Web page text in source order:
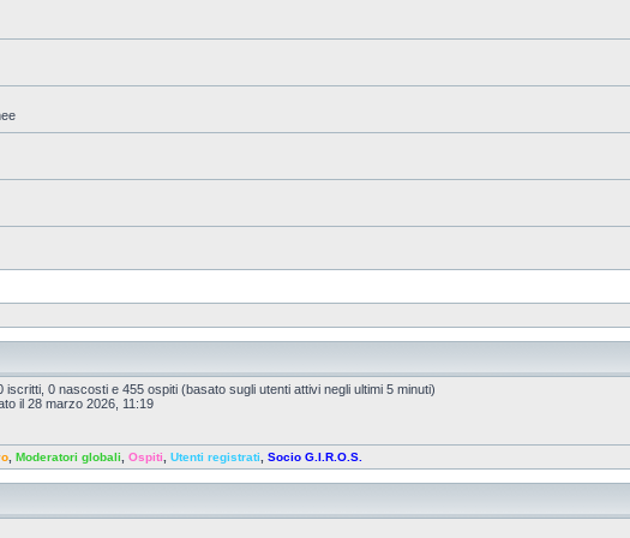
iscritti, 0 nascosti e 455 ospiti (basato sugli utenti attivi negli ultimi 5 minuti)
il 28 marzo 2026, 11:19
Moderatori globali Ospiti Utenti registrati Socio G.I.R.O.S.